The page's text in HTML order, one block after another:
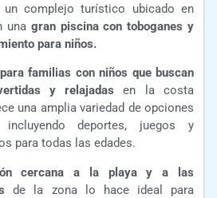
complejo turístico ubicado en
una gran piscina con toboganes y
para niños.
familias con niños que buscan
y relajadas en la costa
una amplia variedad de opciones
incluyendo deportes, juegos y
para todas las edades.
cercana a la playa y a las
de la zona lo hace ideal para